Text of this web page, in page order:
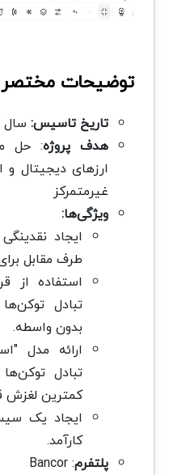
توضیحات مختصر
تاریخ تاسیس: سال 2017
هدف پروژه: حل
ارزهای دیجیتال
غیرمتمرکز
ویژگی‌ها:
ایجاد
طرف مقابل
استفاده از
تبادل
بدون واسطه.
ارائه مدل
تبادل
کمترین
ایجاد یک
کارآمد.
پلتفرم: Bancor